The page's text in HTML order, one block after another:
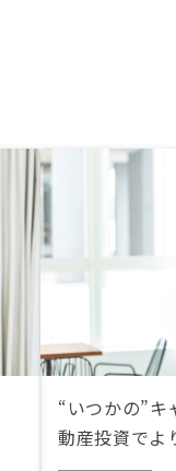
“いつかの”キ
動産投資でよ